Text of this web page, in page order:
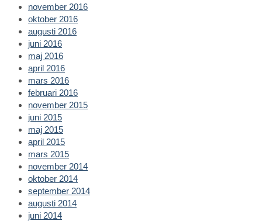
november 2016
oktober 2016
augusti 2016
juni 2016
maj 2016
april 2016
mars 2016
februari 2016
november 2015
juni 2015
maj 2015
april 2015
mars 2015
november 2014
oktober 2014
september 2014
augusti 2014
juni 2014